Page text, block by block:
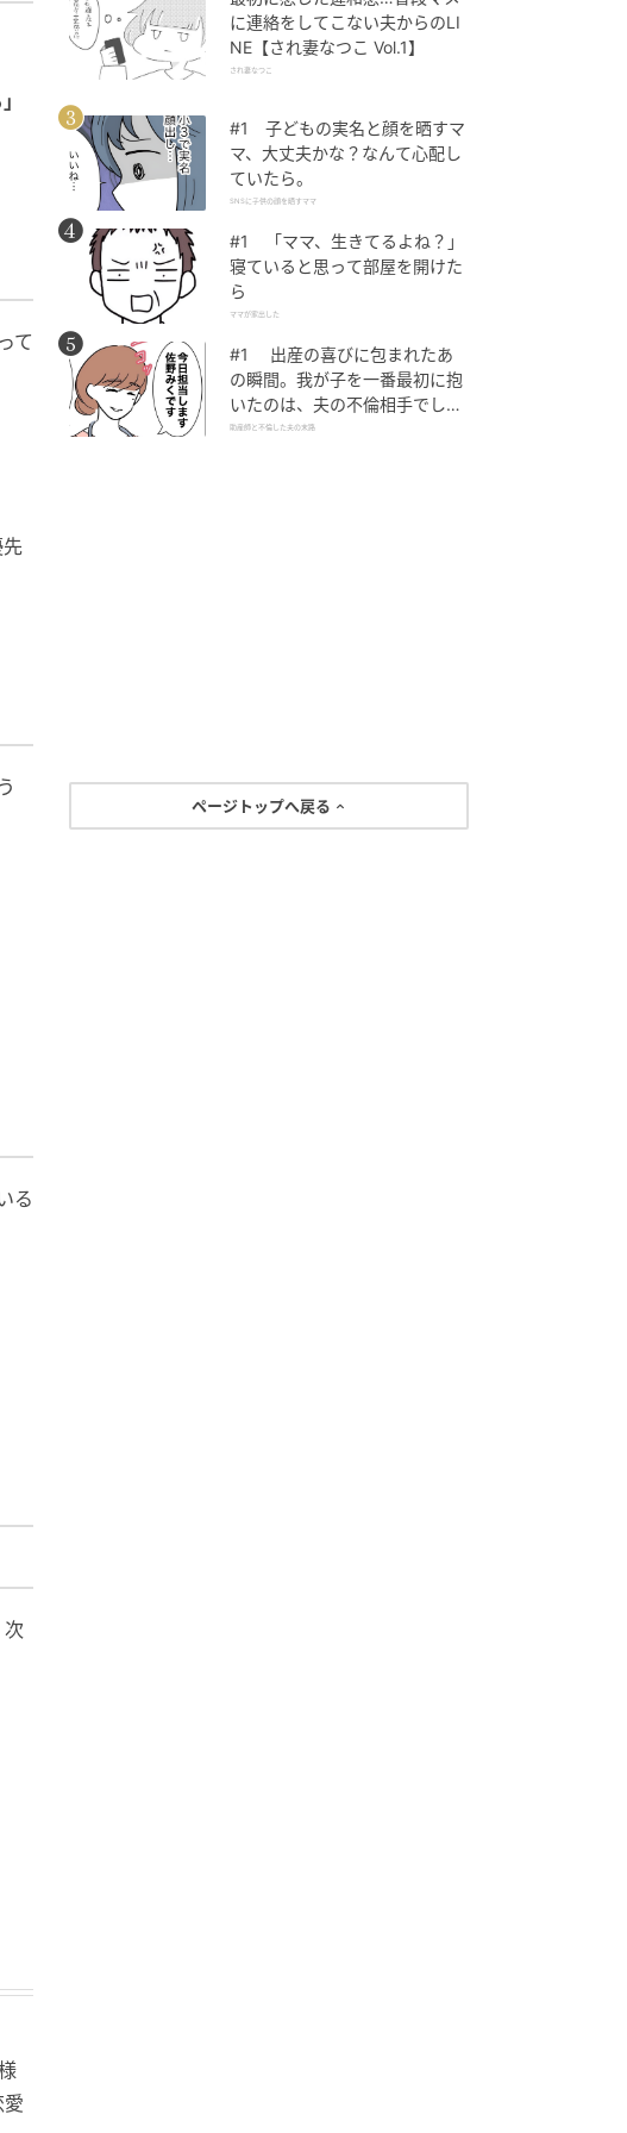
」
て
る
に連絡をしてこない夫からのLI
NE【され妻なつこ Vol.1】
され妻なつこ
#1 子どもの実名と顔を晒すマ
マ、大丈夫かな？なんて心配し
ていたら。
SNSに子供の顔を晒すママ
#1 「ママ、生きてるよね？」
寝ていると思って部屋を開けた
ら
ママが家出した
#1 出産の喜びに包まれたあ
の瞬間。我が子を一番最初に抱
いたのは、夫の不倫相手でし
た。
助産師と不倫した夫の末路
ページトップへ戻る